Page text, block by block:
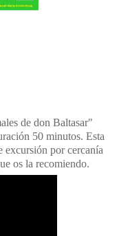
de don Baltasar"
50 minutos. Esta
excursión por cercanía
os la recomiendo.